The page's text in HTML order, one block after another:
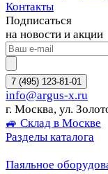
Контакты
Подписаться
на новости и акции
7 (495) 123-81-01
info@argus-x.ru
г. Москва, ул.
🚙 Склад в Москве
Разделы каталога
Паяльное